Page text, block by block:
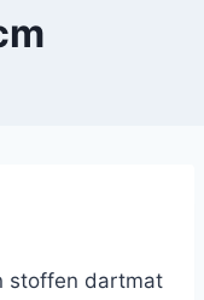
stoffen dartmat